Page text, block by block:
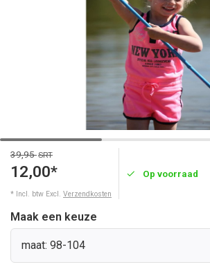
39,95SRT
12,00*
* Incl. btw Excl. Verzendkosten
Op voorraad
Maak een keuze
maat: 98-104